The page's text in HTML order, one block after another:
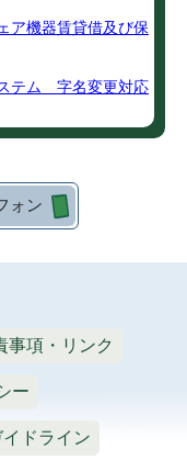
ア機器賃貸借及び保
テム 字名変更対応
ォン
事項・リンク
ー
ドライン